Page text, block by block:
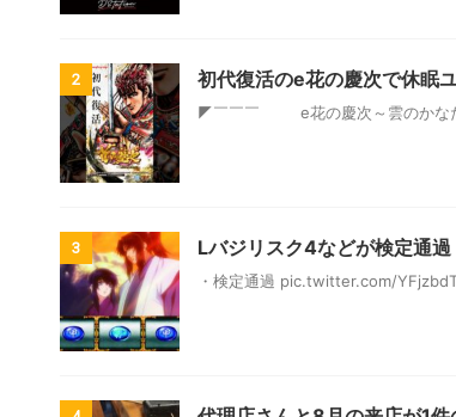
2 初代復活のe花の慶次で休眠
◤￣￣￣ e花の慶次
3 Lバジリスク4などが検定通過
・⁠検定通過 pic.twitter.com/